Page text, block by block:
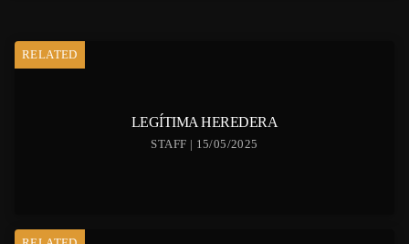
RELATED
LEGÍTIMA HEREDERA
STAFF | 15/05/2025